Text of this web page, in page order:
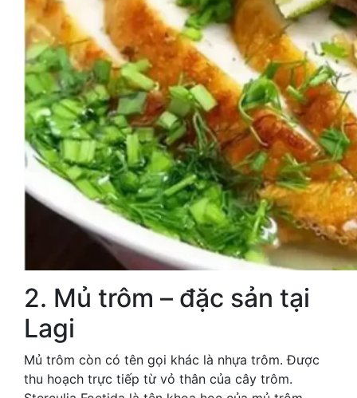
2. Mủ trôm – đặc sản tại
Lagi
Mủ trôm còn có tên gọi khác là nhựa trôm. Được
thu hoạch trực tiếp từ vỏ thân của cây trôm.